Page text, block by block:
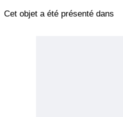
Cet objet a été présenté dans